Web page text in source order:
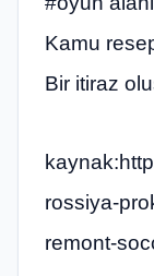
Kamu
Bir itiraz
rossiya-
remont-